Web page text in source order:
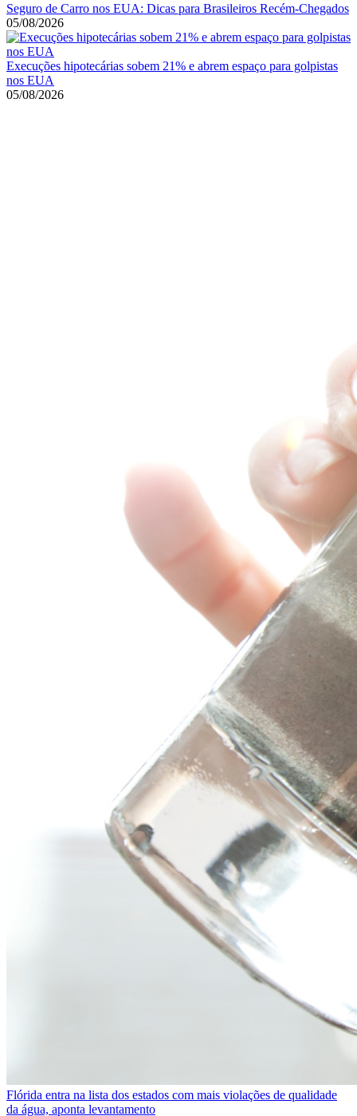
Seguro de Carro nos EUA: Dicas para Brasileiros Recém-Chegados
05/08/2026
Execuções hipotecárias sobem 21% e abrem espaço para golpistas
nos EUA
05/08/2026
Flórida entra na lista dos estados com mais violações de qualidade
da água, aponta levantamento